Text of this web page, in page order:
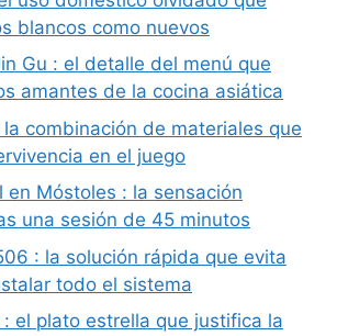
blancos como nuevos
Gu : el detalle del menú que
amantes de la cocina asiática
combinación de materiales que
en el juego
en Móstoles : la sensación
una sesión de 45 minutos
: la solución rápida que evita
todo el sistema
el plato estrella que justifica la